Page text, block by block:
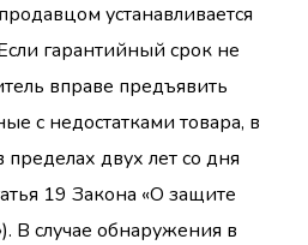
устанавливается
гарантийный срок не
вправе предъявить
с недостатками товара, в
двух лет со дня
19 Закона «О защите
В случае обнаружения в